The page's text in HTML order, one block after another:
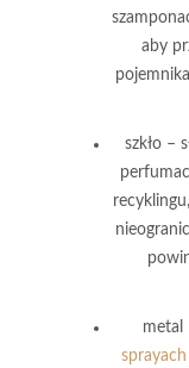
aby
szkło –
metal